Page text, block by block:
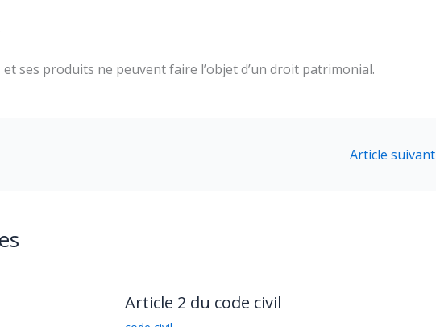
ses produits ne peuvent faire l’objet d’un droit patrimonial.
Article suivant
Article 2 du code civil